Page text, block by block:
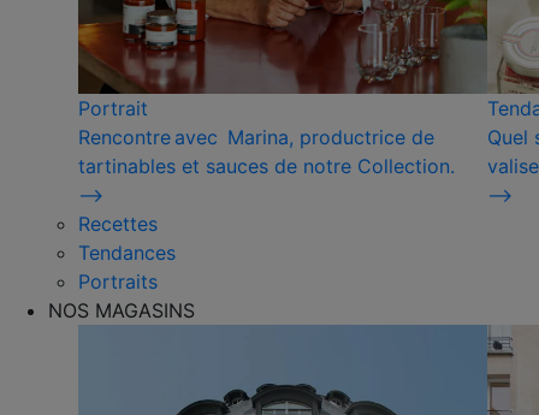
Portrait
Rencontre avec Marina, productrice de
tartinables et sauces de notre Collection.
⟶
Quel
⟶
Recettes
Tendances
Portraits
NOS MAGASINS